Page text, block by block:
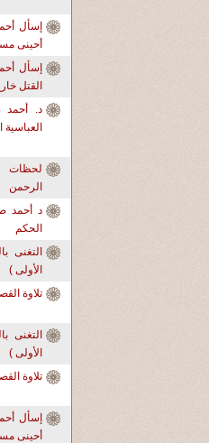
إسأل
أحينى
القتل
د. أحمد
الرحمن
د أحمد
الحكم
التغنى
الأولى )
تلاوة
التغنى
الأولى )
تلاوة
إسأل
أحينى